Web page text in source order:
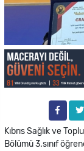
Kıbrıs Sağlık ve
Bölümü 3.sınıf